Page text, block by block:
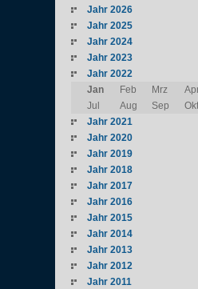
Jahr 2026
Jahr 2025
Jahr 2024
Jahr 2023
Jahr 2022
Jan
Feb Mrz
Jul
Aug Sep Okt
Jahr 2021
Jahr 2020
Jahr 2019
Jahr 2018
Jahr 2017
Jahr 2016
Jahr 2015
Jahr 2014
Jahr 2013
Jahr 2012
Jahr 2011